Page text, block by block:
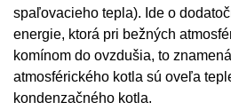
spaľovacieho tepla). Ide o
energie, ktorá pri bežných
komínom do ovzdušia, to
atmosférického kotla sú oveľa
kondenzačného kotla.